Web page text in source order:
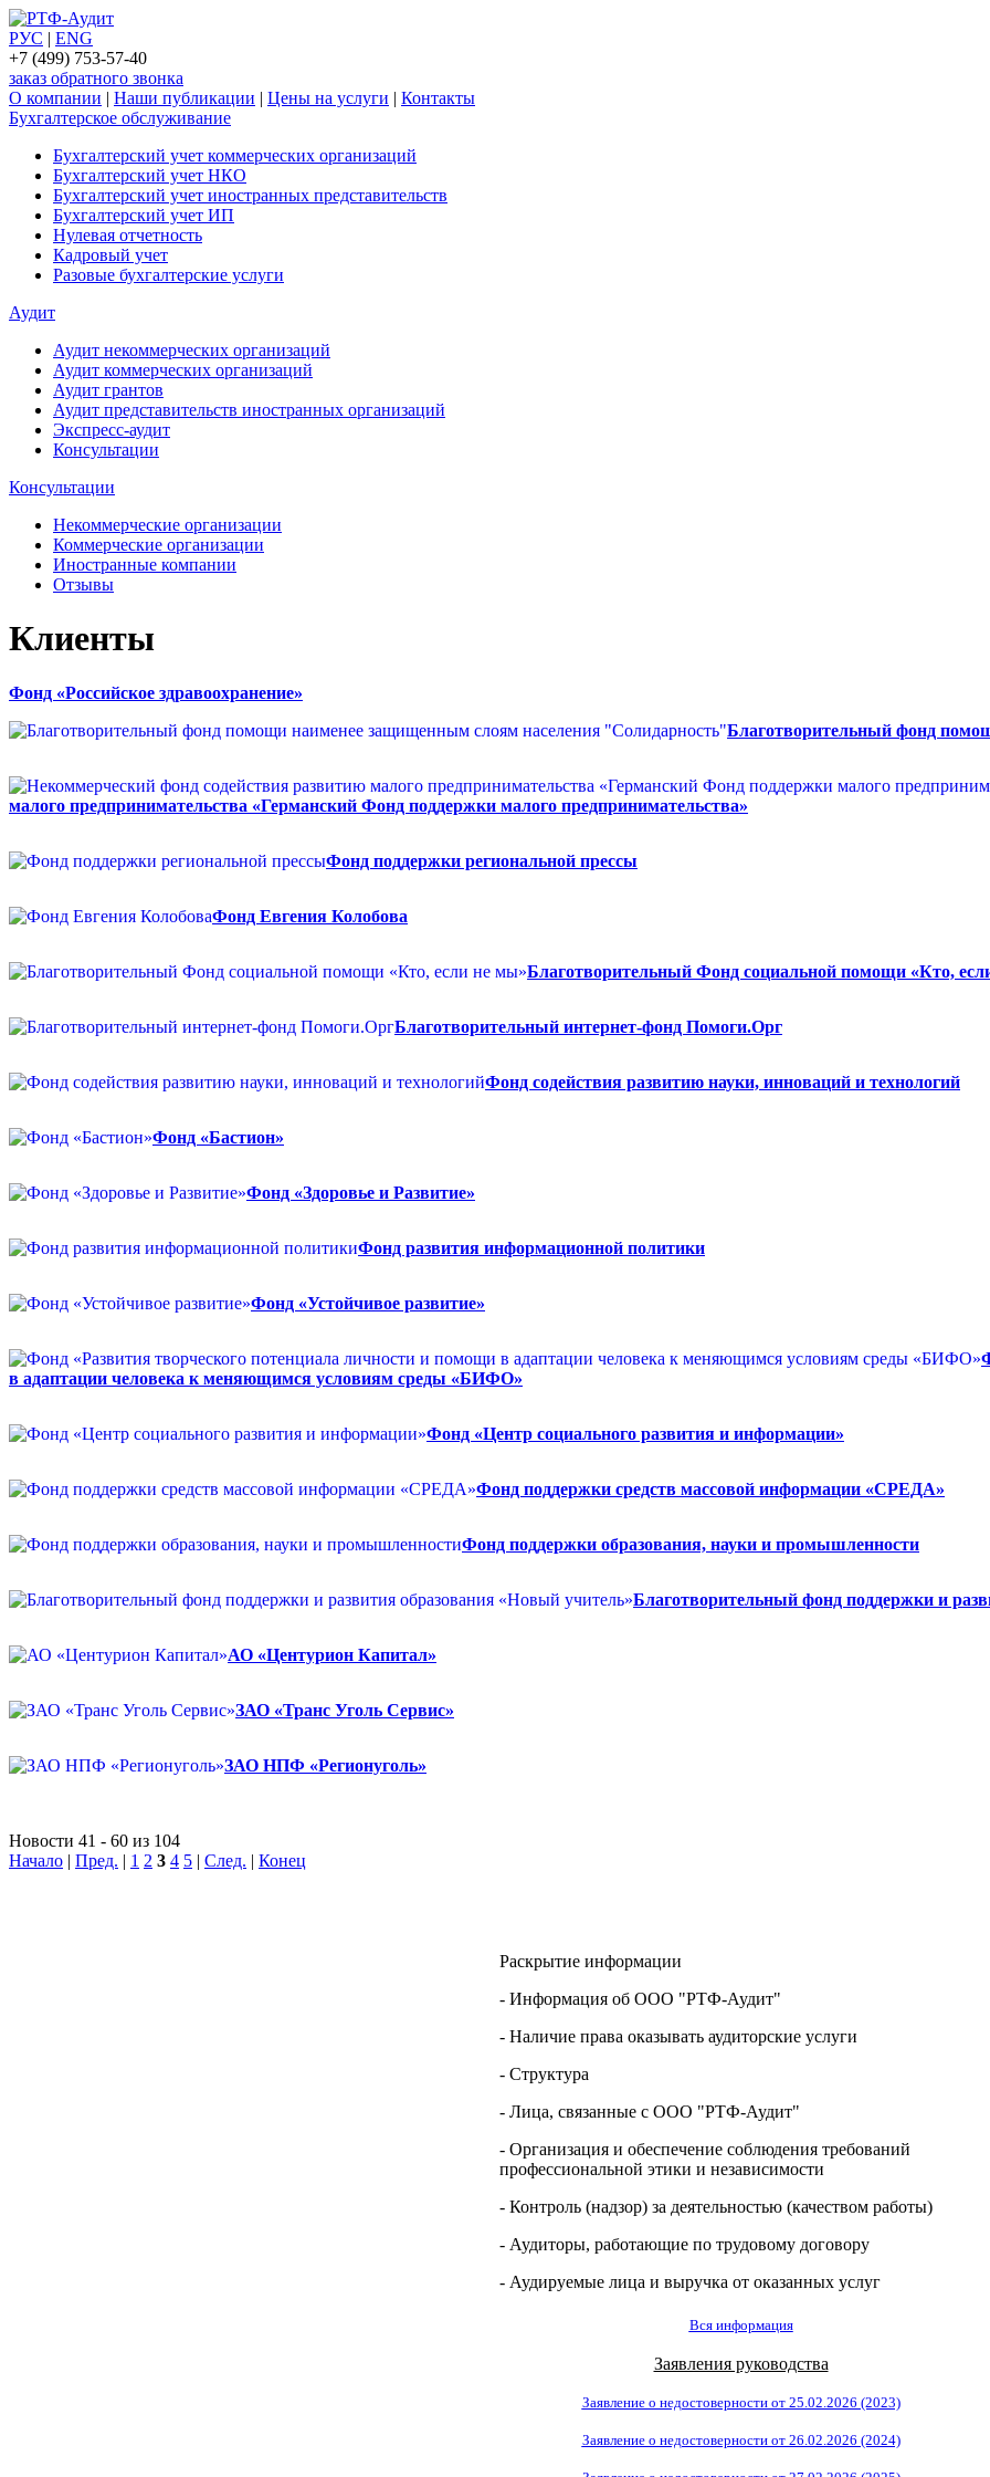
РУС | ENG
+7 (499) 753-57-40
заказ обратного звонка
О компании | Наши публикации | Цены на услуги | Контакты
Бухгалтерское обслуживание
Бухгалтерский учет коммерческих организаций
Бухгалтерский учет НКО
Бухгалтерский учет иностранных представительств
Бухгалтерский учет ИП
Нулевая отчетность
Кадровый учет
Разовые бухгалтерские услуги
Аудит
Аудит некоммерческих организаций
Аудит коммерческих организаций
Аудит грантов
Аудит представительств иностранных организаций
Экспресс-аудит
Консультации
Консультации
Некоммерческие организации
Коммерческие организации
Иностранные компании
Отзывы
Клиенты
Фонд «Российское здравоохранение»
Благотворительный фонд
малого предпринимательства «Германский Фонд поддержки малого предпринимательства»
Фонд поддержки региональной прессы
Фонд Евгения Колобова
Благотворительный Фонд социальной помощи «Кто,
Благотворительный интернет-фонд Помоги.Орг
Фонд содействия развитию науки, инноваций и технологий
Фонд «Бастион»
Фонд «Здоровье и Развитие»
Фонд развития информационной политики
Фонд «Устойчивое развитие»
в адаптации человека к меняющимся условиям среды «БИФО»
Фонд «Центр социального развития и информации»
Фонд поддержки средств массовой информации «СРЕДА»
Фонд поддержки образования, науки и промышленности
Благотворительный фонд поддержки и
АО «Центурион Капитал»
ЗАО «Транс Уголь Сервис»
ЗАО НПФ «Регионуголь»
Новости 41 - 60 из 104
Начало | Пред. | 1 2 3 4 5 | След. | Конец
Раскрытие информации
- Информация об ООО "РТФ-Аудит"
- Наличие права оказывать аудиторские услуги
- Структура
- Лица, связанные с ООО "РТФ-Аудит"
- Организация и обеспечение соблюдения требований
профессиональной этики и независимости
- Контроль (надзор) за деятельностью (качеством работы)
- Аудиторы, работающие по трудовому договору
- Аудируемые лица и выручка от оказанных услуг
Вся информация
Заявления руководства
Заявление о недостоверности от 25.02.2026 (2023)
Заявление о недостоверности от 26.02.2026 (2024)